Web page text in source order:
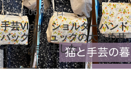
2023年06月17日
手芸Vlog ショルダーハンド
バッグ・リュックの大きめサ
イズを作りました